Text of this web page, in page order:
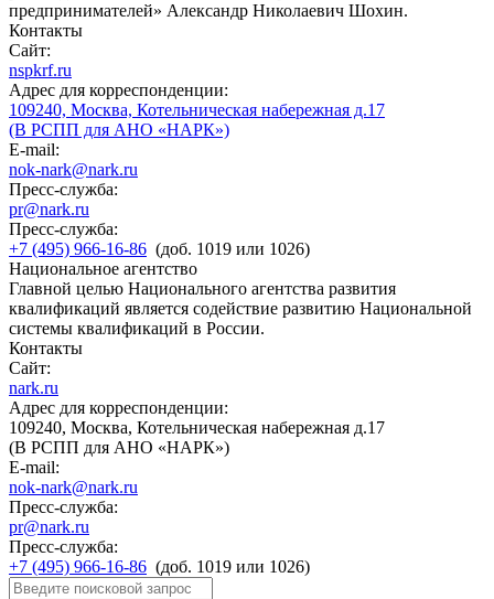
предпринимателей» Александр Николаевич Шохин.
Контакты
Сайт:
nspkrf.ru
Адрес для корреспонденции:
109240, Москва, Котельническая набережная д.17
(В РСПП для АНО «НАРК»)
E-mail:
nok-nark@nark.ru
Пресс-служба:
pr@nark.ru
Пресс-служба:
+7 (495) 966-16-86 (доб. 1019 или 1026)
Национальное агентство
Главной целью Национального агентства развития
квалификаций является содействие развитию Национальной
системы квалификаций в России.
Контакты
Сайт:
nark.ru
Адрес для корреспонденции:
109240, Москва, Котельническая набережная д.17
(В РСПП для АНО «НАРК»)
E-mail:
nok-nark@nark.ru
Пресс-служба:
pr@nark.ru
Пресс-служба:
+7 (495) 966-16-86 (доб. 1019 или 1026)